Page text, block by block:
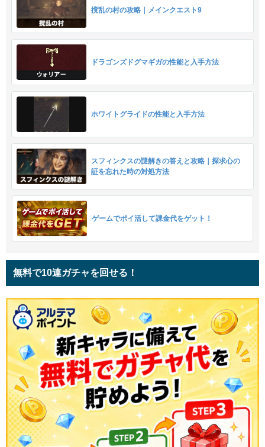
撹乱の村の攻略｜メインクエスト9
ドラゴンズドグマギガの性能と入手方法
ホワイトグライドの性能と入手方法
スフィンクスの謎解きの答えと攻略｜探求心の
証を忘れた時の対処方法
ゲームでポイ活して課金代をゲット！
無料で10連ガチャを回せる！